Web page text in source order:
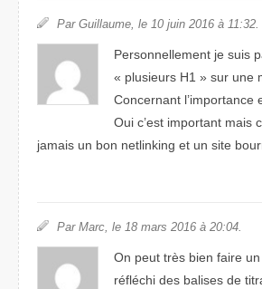
Par Guillaume, le 10 juin 2016 à 11:32.
Personnellement je suis
« plusieurs H1 » sur une
Concernant l’importance
Oui c’est important mais
jamais un bon netlinking et un site
Par Marc, le 18 mars 2016 à 20:04.
On peut très bien faire
réfléchi des balises de